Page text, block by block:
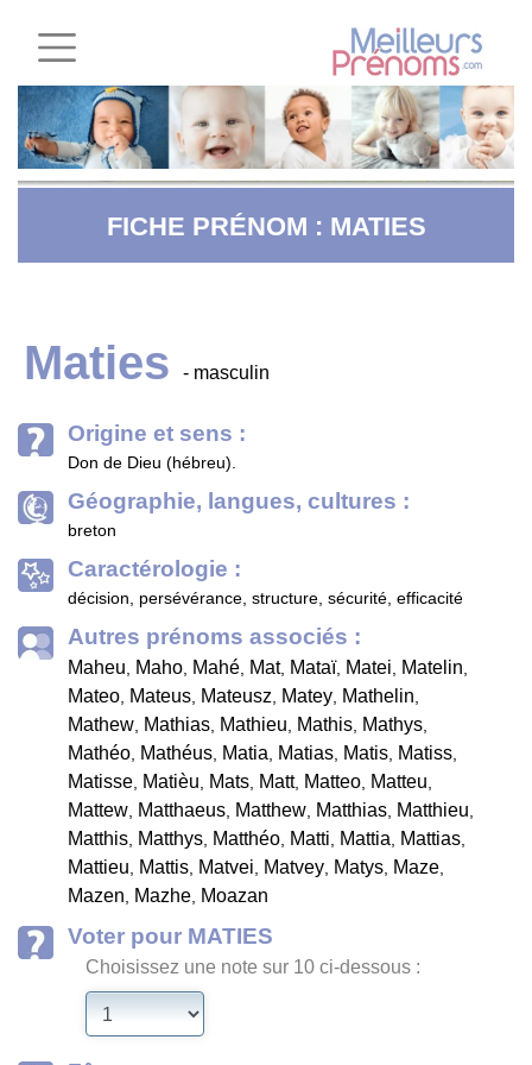
FICHE PRÉNOM : MATIES
Maties - masculin
Origine et sens :
Don de Dieu (hébreu).
Géographie, langues, cultures :
breton
Caractérologie :
décision, persévérance, structure, sécurité, efficacité
Autres prénoms associés :
Maheu, Maho, Mahé, Mat, Mataï, Matei, Matelin,
Mateo, Mateus, Mateusz, Matey, Mathelin,
Mathew, Mathias, Mathieu, Mathis, Mathys,
Mathéo, Mathéus, Matia, Matias, Matis, Matiss,
Matisse, Matièu, Mats, Matt, Matteo, Matteu,
Mattew, Matthaeus, Matthew, Matthias, Matthieu,
Matthis, Matthys, Matthéo, Matti, Mattia, Mattias,
Mattieu, Mattis, Matvei, Matvey, Matys, Maze,
Mazen, Mazhe, Moazan
Voter pour MATIES
Choisissez une note sur 10 ci-dessous :